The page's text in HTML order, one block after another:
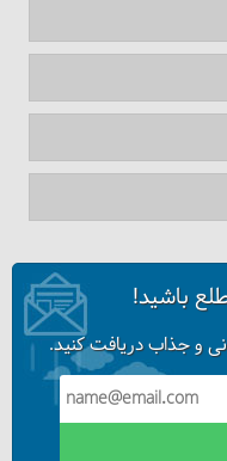
باشید!
و جذاب دریافت کنید.